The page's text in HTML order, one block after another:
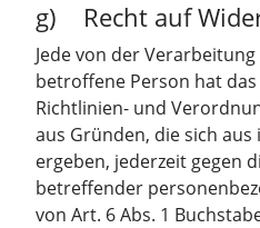
g) Recht auf
Jede von der
betroffene Person hat
Richtlinien- und
aus Gründen, die sich
ergeben, jederzeit gegen
betreffender
von Art. 6 Abs. 1